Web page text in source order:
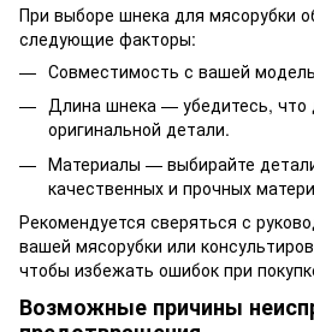
При выборе шнека для мясорубки
следующие факторы:
Совместимость с вашей
Длина шнека — убедитесь, что
оригинальной детали.
Материалы — выбирайте
качественных и прочных
Рекомендуется сверяться с
вашей мясорубки или
чтобы избежать ошибок при
Возможные причины